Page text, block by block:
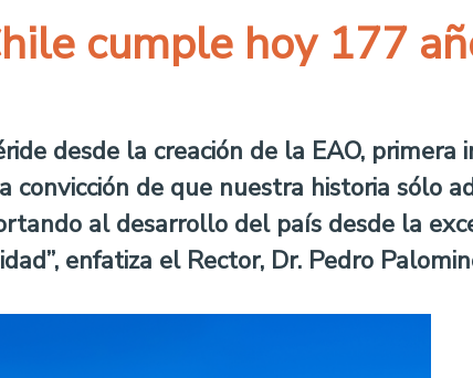
cumple hoy 177
desde la creación de la EAO, primera
convicción de que nuestra historia sólo
al desarrollo del país desde la
enfatiza el Rector, Dr. Pedro